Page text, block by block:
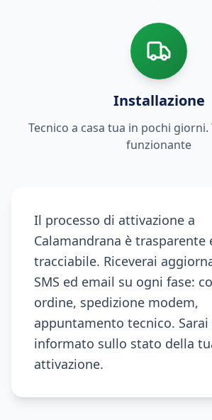
Installazione
Tecnico a casa tua in pochi
funzionante
Il processo di attivazione a
Calamandrana è trasparente
tracciabile. Riceverai
SMS ed email su ogni fase:
ordine, spedizione modem,
appuntamento tecnico.
informato sullo stato della
attivazione.